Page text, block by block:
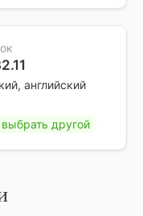
английский
другой